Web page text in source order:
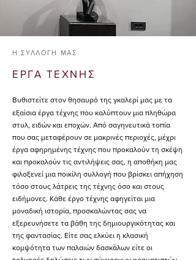
Η ΣΥΛΛΟΓΗ ΜΑΣ​
ΕΡΓΑ ΤΕΧΝΗΣ
Βυθιστείτε στον θησαυρό της γκαλερί μας με τα
εξαίσια έργα τέχνης που καλύπτουν μια πληθώρα
στυλ, ειδών και εποχών. Από σαγηνευτικά τοπία
που σας μεταφέρουν σε μακρινές περιοχές, μέχρι
έργα αφηρημένης τέχνης που προκαλούν τη σκέψη
και προκαλούν τις αντιλήψεις σας, η αποθήκη μας
φιλοξενεί μια ποικίλη συλλογή που βρίσκει απήχηση
τόσο στους λάτρεις της τέχνης όσο και στους
ειδήμονες. Κάθε έργο τέχνης αφηγείται μια
μοναδική ιστορία, προσκαλώντας σας να
εξερευνήσετε τα βάθη της δημιουργικότητας και
της φαντασίας. Είτε σας ελκύει η κλασική
κομψότητα των παλαιών δασκάλων είτε οι